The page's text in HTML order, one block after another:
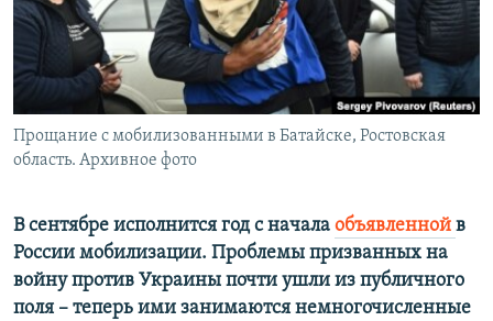
Все сайты РСЕ/РС
Прощание с мобилизованными в Батайске, Ростовская
область. Архивное фото
В сентябре исполнится год с начала объявленной в
России мобилизации. Проблемы призванных на
войну против Украины почти ушли из публичного
поля – теперь ими занимаются немногочисленные